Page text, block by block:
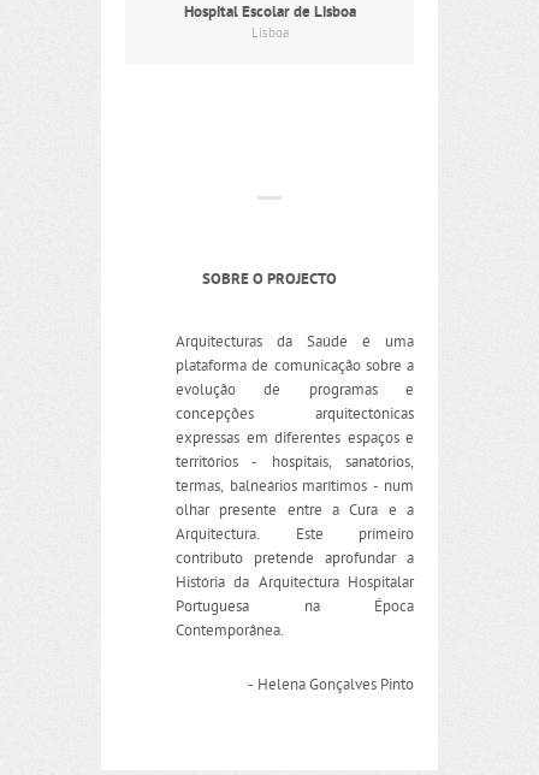
Hospital Escolar de Lisboa
Lisboa
SOBRE O PROJECTO
Arquitecturas da Saúde é uma
plataforma de comunicação sobre a
evolução de programas e
concepções arquitectónicas
expressas em diferentes espaços e
territórios - hospitais, sanatórios,
termas, balneários marítimos - num
olhar presente entre a Cura e a
Arquitectura. Este primeiro
contributo pretende aprofundar a
História da Arquitectura Hospitalar
Portuguesa na Época
Contemporânea.
- Helena Gonçalves Pinto